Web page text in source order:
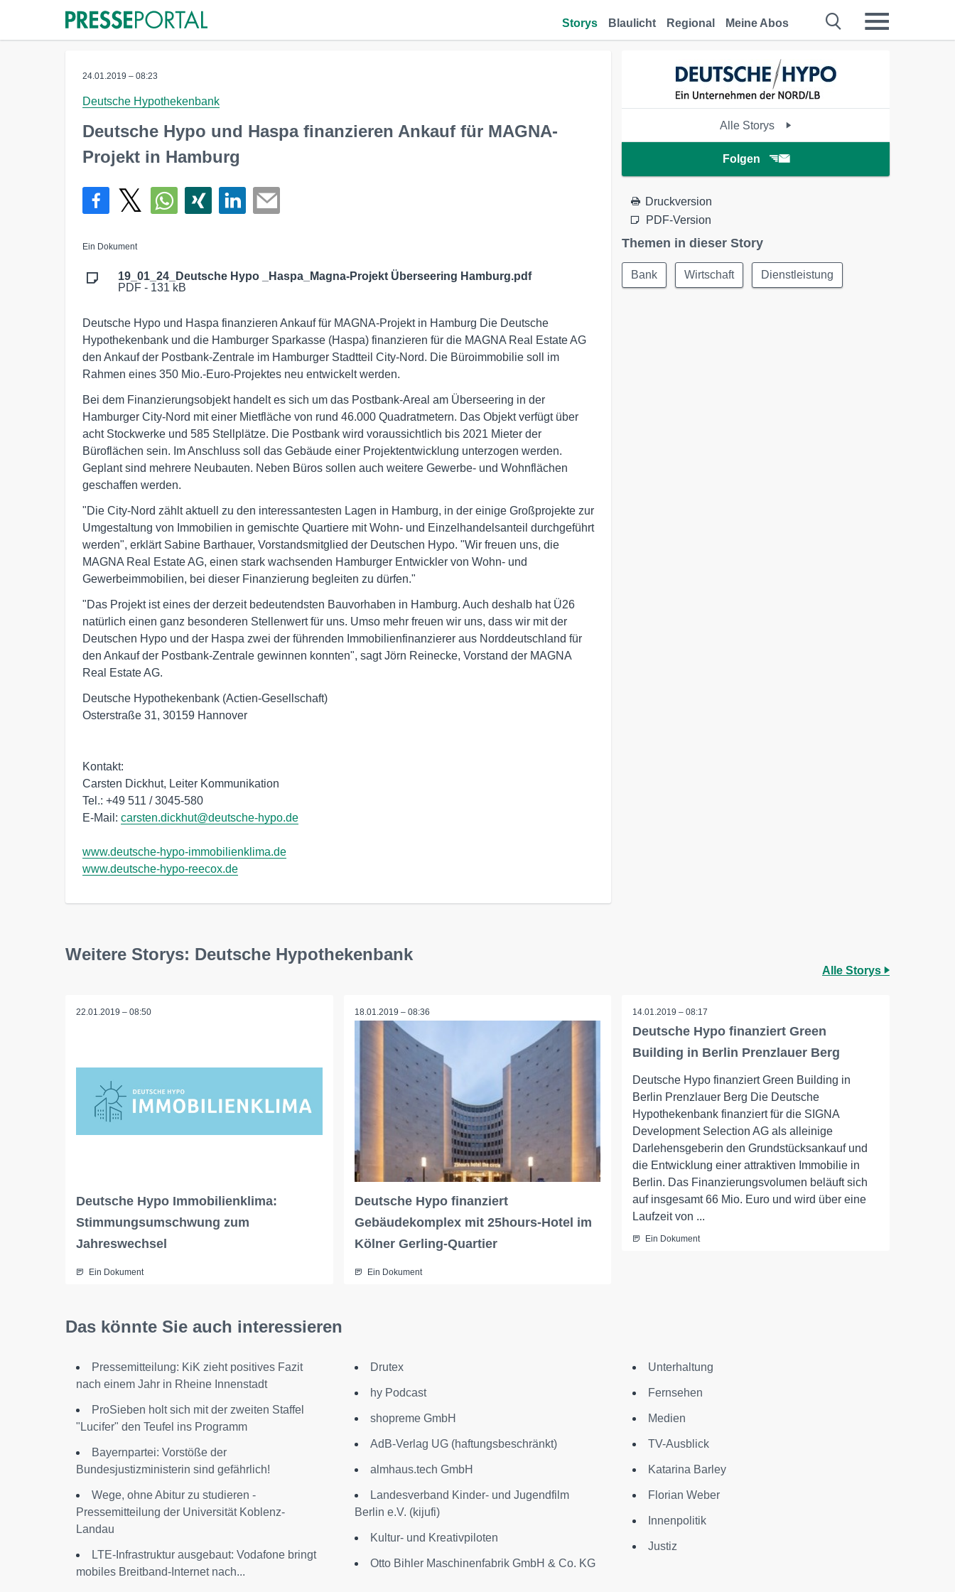
Storys Blaulicht Regional Meine Abos
24.01.2019 – 08:23
Deutsche Hypothekenbank
Deutsche Hypo und Haspa finanzieren Ankauf für MAGNA-
Projekt in Hamburg
Ein Dokument
19_01_24_Deutsche Hypo _Haspa_Magna-Projekt Überseering Hamburg.pdf
PDF - 131 kB
Deutsche Hypo und Haspa finanzieren Ankauf für MAGNA-Projekt in Hamburg Die Deutsche
Hypothekenbank und die Hamburger Sparkasse (Haspa) finanzieren für die MAGNA Real Estate AG
den Ankauf der Postbank-Zentrale im Hamburger Stadtteil City-Nord. Die Büroimmobilie soll im
Rahmen eines 350 Mio.-Euro-Projektes neu entwickelt werden.
Bei dem Finanzierungsobjekt handelt es sich um das Postbank-Areal am Überseering in der
Hamburger City-Nord mit einer Mietfläche von rund 46.000 Quadratmetern. Das Objekt verfügt über
acht Stockwerke und 585 Stellplätze. Die Postbank wird voraussichtlich bis 2021 Mieter der
Büroflächen sein. Im Anschluss soll das Gebäude einer Projektentwicklung unterzogen werden.
Geplant sind mehrere Neubauten. Neben Büros sollen auch weitere Gewerbe- und Wohnflächen
geschaffen werden.
"Die City-Nord zählt aktuell zu den interessantesten Lagen in Hamburg, in der einige Großprojekte zur
Umgestaltung von Immobilien in gemischte Quartiere mit Wohn- und Einzelhandelsanteil durchgeführt
werden", erklärt Sabine Barthauer, Vorstandsmitglied der Deutschen Hypo. "Wir freuen uns, die
MAGNA Real Estate AG, einen stark wachsenden Hamburger Entwickler von Wohn- und
Gewerbeimmobilien, bei dieser Finanzierung begleiten zu dürfen."
"Das Projekt ist eines der derzeit bedeutendsten Bauvorhaben in Hamburg. Auch deshalb hat Ü26
natürlich einen ganz besonderen Stellenwert für uns. Umso mehr freuen wir uns, dass wir mit der
Deutschen Hypo und der Haspa zwei der führenden Immobilienfinanzierer aus Norddeutschland für
den Ankauf der Postbank-Zentrale gewinnen konnten", sagt Jörn Reinecke, Vorstand der MAGNA
Real Estate AG.
Deutsche Hypothekenbank (Actien-Gesellschaft)
Osterstraße 31, 30159 Hannover
Kontakt:
Carsten Dickhut, Leiter Kommunikation
Tel.: +49 511 / 3045-580
E-Mail: carsten.dickhut@deutsche-hypo.de
www.deutsche-hypo-immobilienklima.de
www.deutsche-hypo-reecox.de
Alle Storys
Folgen
Druckversion
PDF-Version
Themen in dieser Story
Bank Wirtschaft Dienstleistung
Weitere Storys: Deutsche Hypothekenbank
Alle Storys
22.01.2019 – 08:50
Deutsche Hypo Immobilienklima:
Stimmungsumschwung zum
Jahreswechsel
Ein Dokument
18.01.2019 – 08:36
Deutsche Hypo finanziert
Gebäudekomplex mit 25hours-Hotel im
Kölner Gerling-Quartier
Ein Dokument
14.01.2019 – 08:17
Deutsche Hypo finanziert Green
Building in Berlin Prenzlauer Berg
Deutsche Hypo finanziert Green Building in
Berlin Prenzlauer Berg Die Deutsche
Hypothekenbank finanziert für die SIGNA
Development Selection AG als alleinige
Darlehensgeberin den Grundstücksankauf und
die Entwicklung einer attraktiven Immobilie in
Berlin. Das Finanzierungsvolumen beläuft sich
auf insgesamt 66 Mio. Euro und wird über eine
Laufzeit von ...
Ein Dokument
Das könnte Sie auch interessieren
Pressemitteilung: KiK zieht positives Fazit
nach einem Jahr in Rheine Innenstadt
ProSieben holt sich mit der zweiten Staffel
"Lucifer" den Teufel ins Programm
Bayernpartei: Vorstöße der
Bundesjustizministerin sind gefährlich!
Wege, ohne Abitur zu studieren -
Pressemitteilung der Universität Koblenz-
Landau
LTE-Infrastruktur ausgebaut: Vodafone bringt
mobiles Breitband-Internet nach...
Drutex
hy Podcast
shopreme GmbH
AdB-Verlag UG (haftungsbeschränkt)
almhaus.tech GmbH
Landesverband Kinder- und Jugendfilm
Berlin e.V. (kijufi)
Kultur- und Kreativpiloten
Otto Bihler Maschinenfabrik GmbH & Co. KG
Unterhaltung
Fernsehen
Medien
TV-Ausblick
Katarina Barley
Florian Weber
Innenpolitik
Justiz